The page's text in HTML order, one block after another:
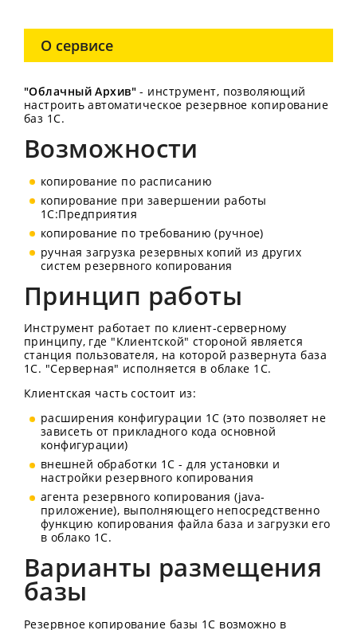
О сервисе
"Облачный Архив" - инструмент, позволяющий
настроить автоматическое резервное копирование
баз 1С.
Возможности
копирование по расписанию
копирование при завершении работы
1С:Предприятия
копирование по требованию (ручное)
ручная загрузка резервных копий из других
систем резервного копирования
Принцип работы
Инструмент работает по клиент-серверному
принципу, где "Клиентской" стороной является
станция пользователя, на которой развернута база
1С. "Серверная" исполняется в облаке 1С.
Клиентская часть состоит из:
расширения конфигурации 1С (это позволяет не
зависеть от прикладного кода основной
конфигурации)
внешней обработки 1C - для установки и
настройки резервного копирования
агента резервного копирования (java-
приложение), выполняющего непосредственно
функцию копирования файла база и загрузки его
в облако 1С.
Варианты размещения
базы
Резервное копирование базы 1С возможно в